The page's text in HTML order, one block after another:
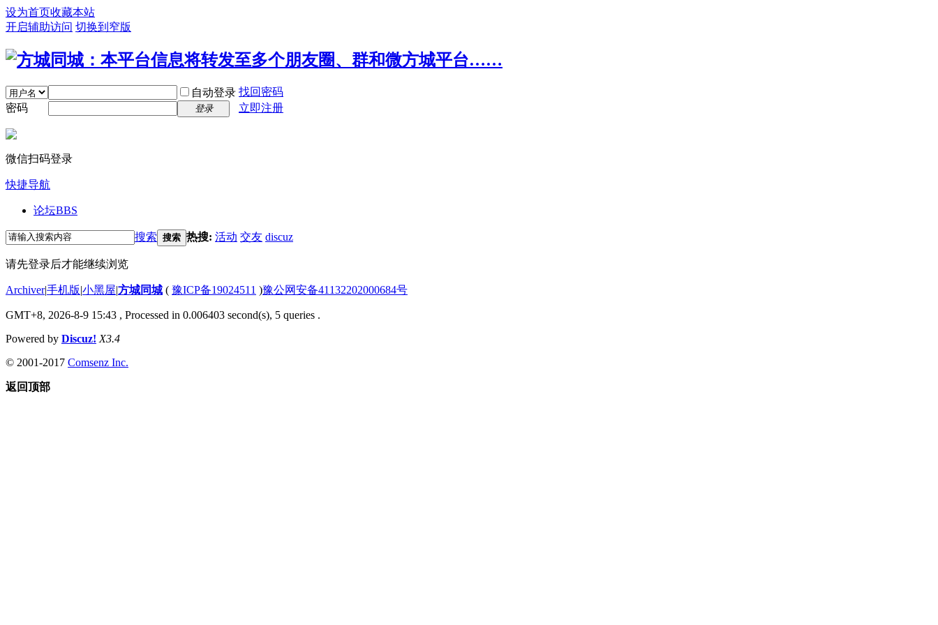
设为首页收藏本站
开启辅助访问 切换到窄版
自动登录 找回密码
密码
登录 立即注册
微信扫码登录
快捷导航
论坛BBS
搜索 搜索 热搜: 活动 交友 discuz
请先登录后才能继续浏览
Archiver|手机版|小黑屋|方城同城 ( 豫ICP备19024511 )豫公网安备41132202000684号
GMT+8, 2026-8-9 15:43 , Processed in 0.006403 second(s), 5 queries .
Powered by Discuz! X3.4
© 2001-2017 Comsenz Inc.
返回顶部